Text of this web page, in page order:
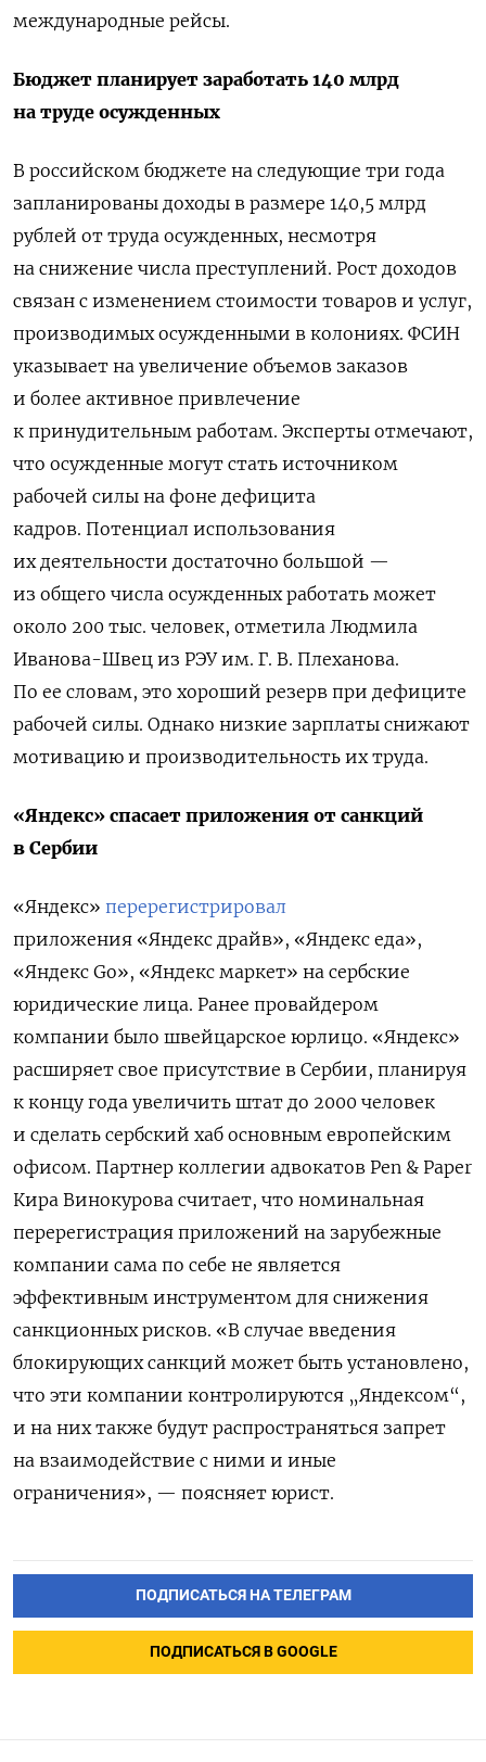
международные рейсы.
Бюджет планирует заработать 140 млрд
на труде осужденных
В российском бюджете на следующие три года
запланированы доходы в размере 140,5 млрд
рублей от труда осужденных, несмотря
на снижение числа преступлений. Рост доходов
связан с изменением стоимости товаров и услуг,
производимых осужденными в колониях. ФСИН
указывает на увеличение объемов заказов
и более активное привлечение
к принудительным работам. Эксперты отмечают,
что осужденные могут стать источником
рабочей силы на фоне дефицита
кадров. Потенциал использования
их деятельности достаточно большой —
из общего числа осужденных работать может
около 200 тыс. человек, отметила Людмила
Иванова-Швец из РЭУ им. Г. В. Плеханова.
По ее словам, это хороший резерв при дефиците
рабочей силы. Однако низкие зарплаты снижают
мотивацию и производительность их труда.
«Яндекс» спасает приложения от санкций
в Сербии
«Яндекс» перерегистрировал
приложения «Яндекс драйв», «Яндекс еда»,
«Яндекс Go», «Яндекс маркет» на сербские
юридические лица. Ранее провайдером
компании было швейцарское юрлицо. «Яндекс»
расширяет свое присутствие в Сербии, планируя
к концу года увеличить штат до 2000 человек
и сделать сербский хаб основным европейским
офисом. Партнер коллегии адвокатов Pen & Paper
Кира Винокурова считает, что номинальная
перерегистрация приложений на зарубежные
компании сама по себе не является
эффективным инструментом для снижения
санкционных рисков. «В случае введения
блокирующих санкций может быть установлено,
что эти компании контролируются „Яндексом“,
и на них также будут распространяться запрет
на взаимодействие с ними и иные
ограничения», — поясняет юрист.
ПОДПИСАТЬСЯ НА ТЕЛЕГРАМ
ПОДПИСАТЬСЯ В GOOGLE